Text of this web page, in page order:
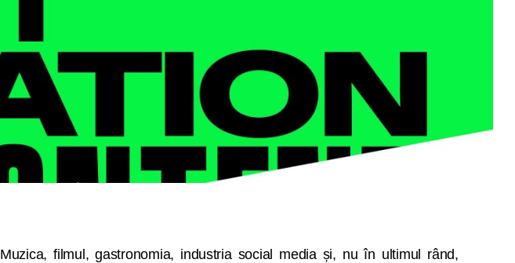
Muzica, filmul, gastronomia, industria social media și, nu în ultimul rând,